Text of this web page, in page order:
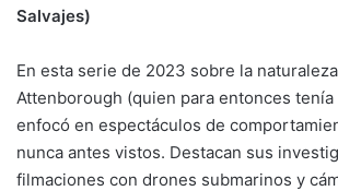
Salvajes)
En esta serie de 2023 sobre la
Attenborough (quien para entonces tenía
enfocó en espectáculos de
nunca antes vistos. Destacan sus
filmaciones con drones submarinos y